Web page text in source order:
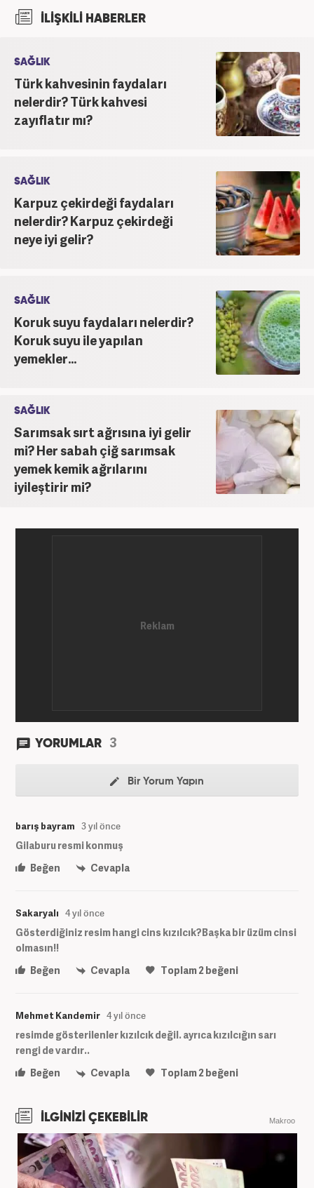
İLİŞKİLİ HABERLER
SAĞLIK
Türk kahvesinin faydaları
nelerdir? Türk kahvesi
zayıflatır mı?
SAĞLIK
Karpuz çekirdeği faydaları
nelerdir? Karpuz çekirdeği
neye iyi gelir?
SAĞLIK
Koruk suyu faydaları nelerdir?
Koruk suyu ile yapılan
yemekler...
SAĞLIK
Sarımsak sırt ağrısına iyi gelir
mi? Her sabah çiğ sarımsak
yemek kemik ağrılarını
iyileştirir mi?
YORUMLAR 3
Bir Yorum Yapın
barış bayram 3 yıl önce
Gilaburu resmi konmuş
Beğen
Cevapla
Sakaryalı 4 yıl önce
Gösterdiğiniz resim hangi cins kızılcık?Başka bir üzüm cinsi
olmasın!!
Beğen
Cevapla Toplam2beğeni
Mehmet Kandemir 4 yıl önce
resimde gösterilenler kızılcık değil. ayrıca kızılcığın sarı
rengi de vardır..
Beğen
Cevapla Toplam2beğeni
İLGİNİZİ ÇEKEBİLİR Makroo